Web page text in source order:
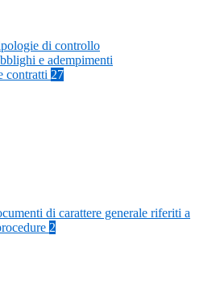
di controllo
e adempimenti
contratti 27
di carattere generale riferiti a
2